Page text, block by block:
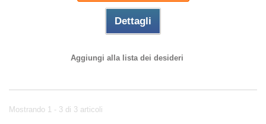
Dettagli
Aggiungi alla lista dei desideri
Mostrando 1 - 3 di 3 articoli